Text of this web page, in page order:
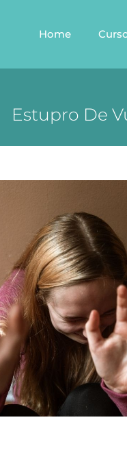
Home
Estupro De